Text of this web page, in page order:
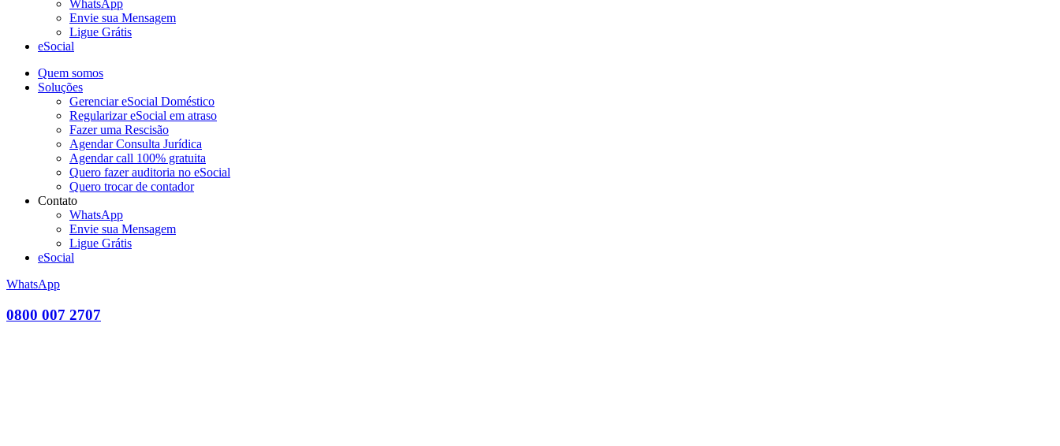
WhatsApp
Envie sua Mensagem
Ligue Grátis
eSocial
Quem somos
Soluções
Gerenciar eSocial Doméstico
Regularizar eSocial em atraso
Fazer uma Rescisão
Agendar Consulta Jurídica
Agendar call 100% gratuita
Quero fazer auditoria no eSocial
Quero trocar de contador
Contato
WhatsApp
Envie sua Mensagem
Ligue Grátis
eSocial
WhatsApp
0800 007 2707